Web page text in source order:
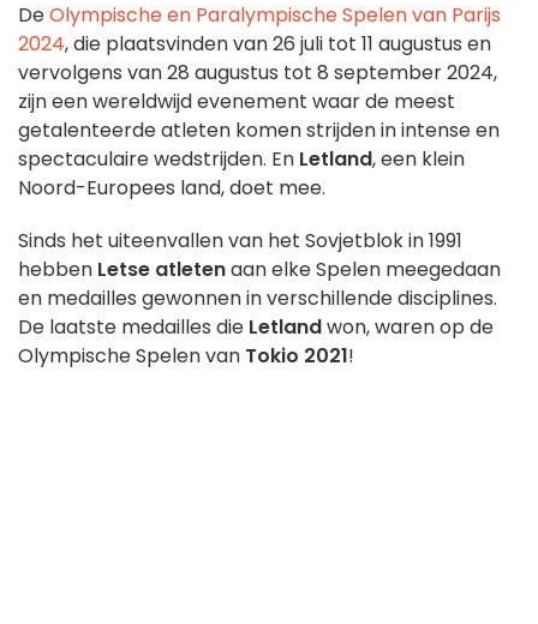
DeOlympische en Paralympische Spelen van Parijs
2024, die plaatsvinden van 26 juli tot 11 augustus en
vervolgens van 28 augustus tot 8 september 2024,
zijn een wereldwijd evenement waar de meest
getalenteerde atleten komen strijden in intense en
spectaculaire wedstrijden. En Letland, een klein
Noord-Europees land, doet mee.
Sinds het uiteenvallen van het Sovjetblok in 1991
hebben Letse atletenaan elke Spelen meegedaan
en medailles gewonnen in verschillende disciplines.
De laatste medailles die Letlandwon, waren op de
Olympische Spelen van Tokio 2021!